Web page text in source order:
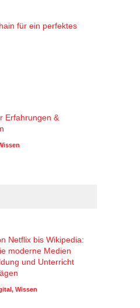
für ein perfektes
Erfahrungen &
Netflix bis Wikipedia:
moderne Medien
und Unterricht
, Wissen